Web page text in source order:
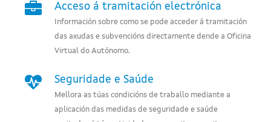
Acceso á tramitación electrónica
Información sobre como se pode acceder á tramitación
das axudas e subvencións directamente dende a Oficina
Virtual do Autónomo.
Seguridade e Saúde
Mellora as túas condicións de traballo mediante a
aplicación das medidas de seguridade e saúde